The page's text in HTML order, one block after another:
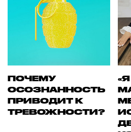
ПОЧЕМУ
ОСОЗНАННОСТЬ
ПРИВОДИТ К
ТРЕВОЖНОСТИ?